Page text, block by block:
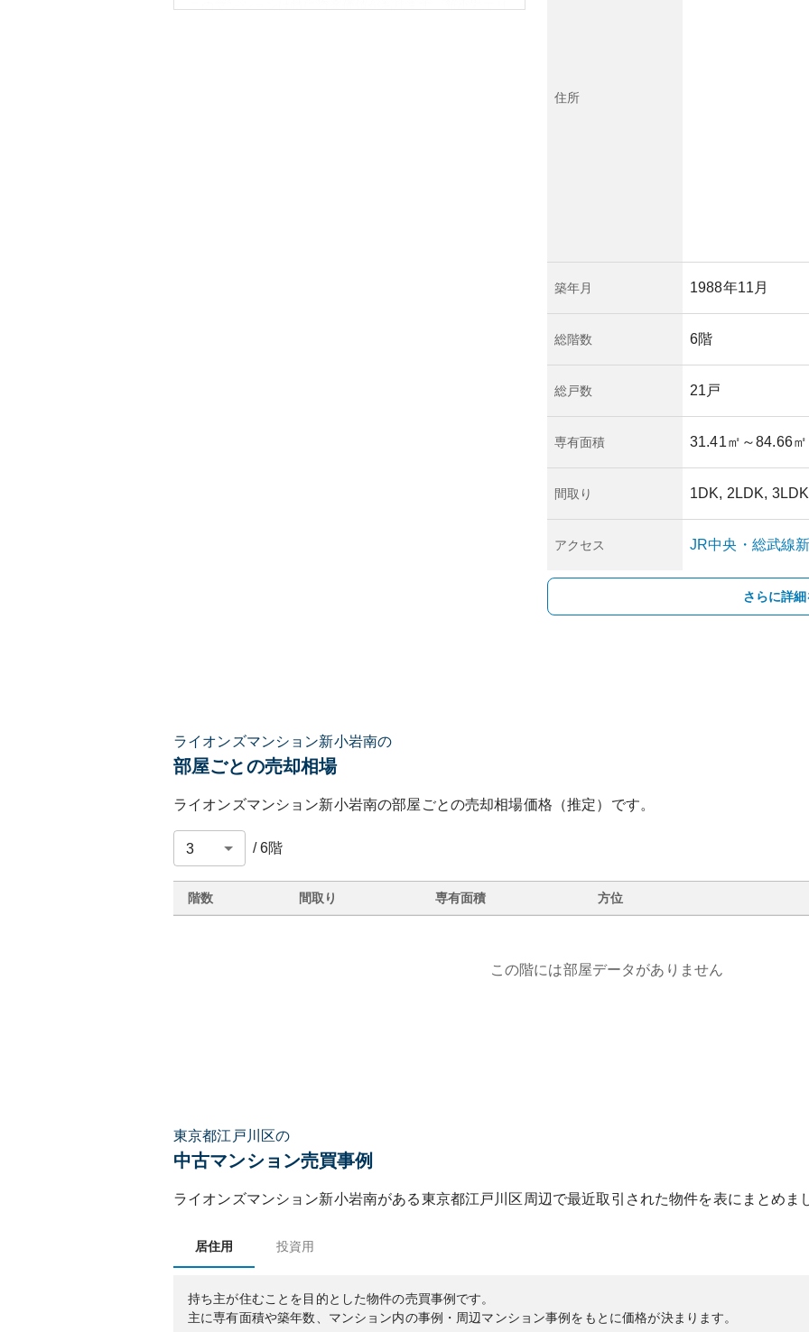
住所
築年月 1988年11月
総階数 6階
総戸数 21戸
専有面積 31.41㎡ ～84.66㎡
間取り 1DK, 2LDK, 3LDK
アクセス JR中央・総武線
さらに詳
ライオンズマンション新小岩南の
部屋ごとの売却相場
ライオンズマンション新小岩南の部屋ごとの売却相場価格（推定）です。
/6階
階数 間取り 専有面積 方位
この階には部屋データがありません
東京都江戸川区の
中古マンション売買事例
ライオンズマンション新小岩南がある東京都江戸川区 周辺で最近取引された物件を表にまとめま
居住用 投資用
持ち主が住むことを目的とした物件の売買事例です。
主に専有面積や築年数、マンション内の事例・周辺マンション事例をもとに価格が決まります。